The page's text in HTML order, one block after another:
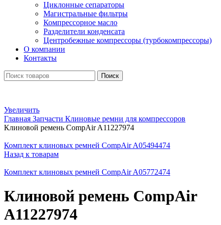
Циклонные сепараторы
Магистральные фильтры
Компрессорное масло
Разделители конденсата
Центробежные компрессоры (турбокомпрессоры)
О компании
Контакты
Поиск
Увеличить
Главная Запчасти Клиновые ремни для компрессоров
Клиновой ремень CompAir A11227974
Комплект клиновых ремней CompAir A05494474
Назад к товарам
Комплект клиновых ремней CompAir A05772474
Клиновой ремень CompAir
A11227974